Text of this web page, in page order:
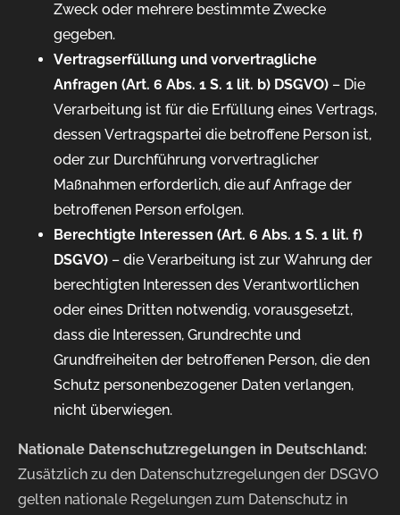
Zweck oder mehrere bestimmte Zwecke
gegeben.
Vertragserfüllung und vorvertragliche
Anfragen (Art. 6 Abs. 1 S. 1 lit. b) DSGVO) – Die
Verarbeitung ist für die Erfüllung eines Vertrags,
dessen Vertragspartei die betroffene Person ist,
oder zur Durchführung vorvertraglicher
Maßnahmen erforderlich, die auf Anfrage der
betroffenen Person erfolgen.
Berechtigte Interessen (Art. 6 Abs. 1 S. 1 lit. f)
DSGVO) – die Verarbeitung ist zur Wahrung der
berechtigten Interessen des Verantwortlichen
oder eines Dritten notwendig, vorausgesetzt,
dass die Interessen, Grundrechte und
Grundfreiheiten der betroffenen Person, die den
Schutz personenbezogener Daten verlangen,
nicht überwiegen.
Nationale Datenschutzregelungen in Deutschland:
Zusätzlich zu den Datenschutzregelungen der DSGVO
gelten nationale Regelungen zum Datenschutz in